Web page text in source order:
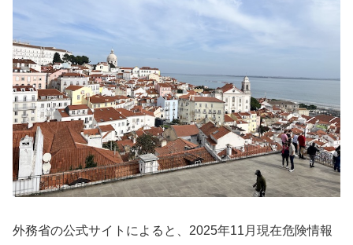
外務省の公式サイトによると、2025年11月現在危険情報